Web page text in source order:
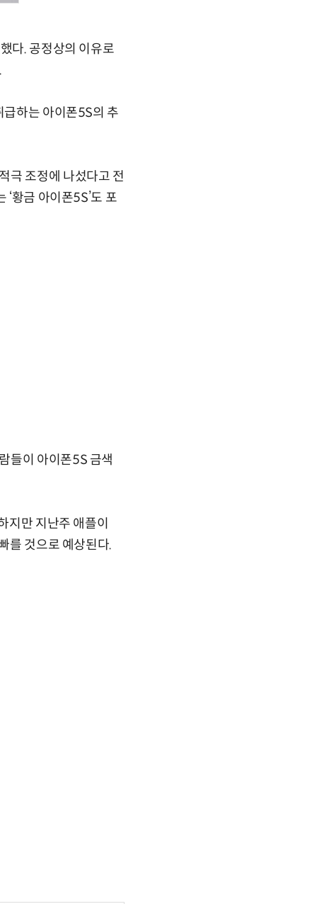
다. 공정상의 이유로
하는 아이폰5S의 추
극 조정에 나섰다고 전
황금 아이폰5S’도 포
들이 아이폰5S 금색
지만 지난주 애플이
를 것으로 예상된다.